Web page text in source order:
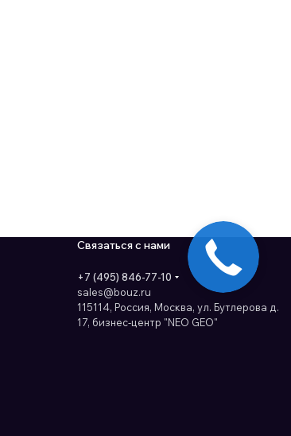
Связаться с нами
+7 (495) 846-77-10
sales@bouz.ru
115114, Россия, Москва, ул. Бутлерова д.
17, бизнес-центр "NEO GEO"